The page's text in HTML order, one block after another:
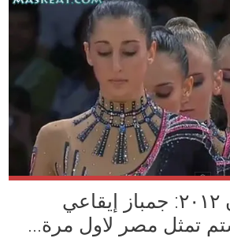
اولمبياد لندن ٢٠١٢: جمباز إيقاعي
تمثل مصر لاول مرة...